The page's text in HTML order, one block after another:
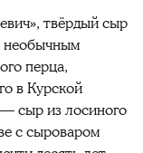
твёрдый сыр
необычным
перца,
в Курской
сыр из лосиного
с сыроваром